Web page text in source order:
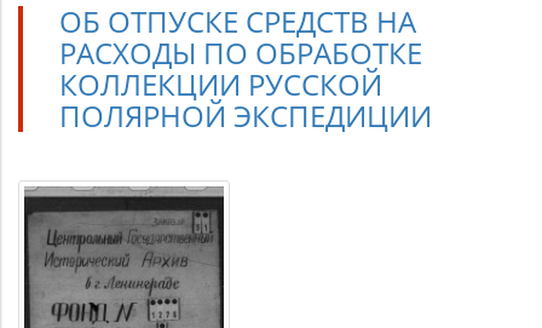
ОБ ОТПУСКЕ СРЕДСТВ НА
РАСХОДЫ ПО ОБРАБОТКЕ
КОЛЛЕКЦИИ РУССКОЙ
ПОЛЯРНОЙ ЭКСПЕДИЦИИ